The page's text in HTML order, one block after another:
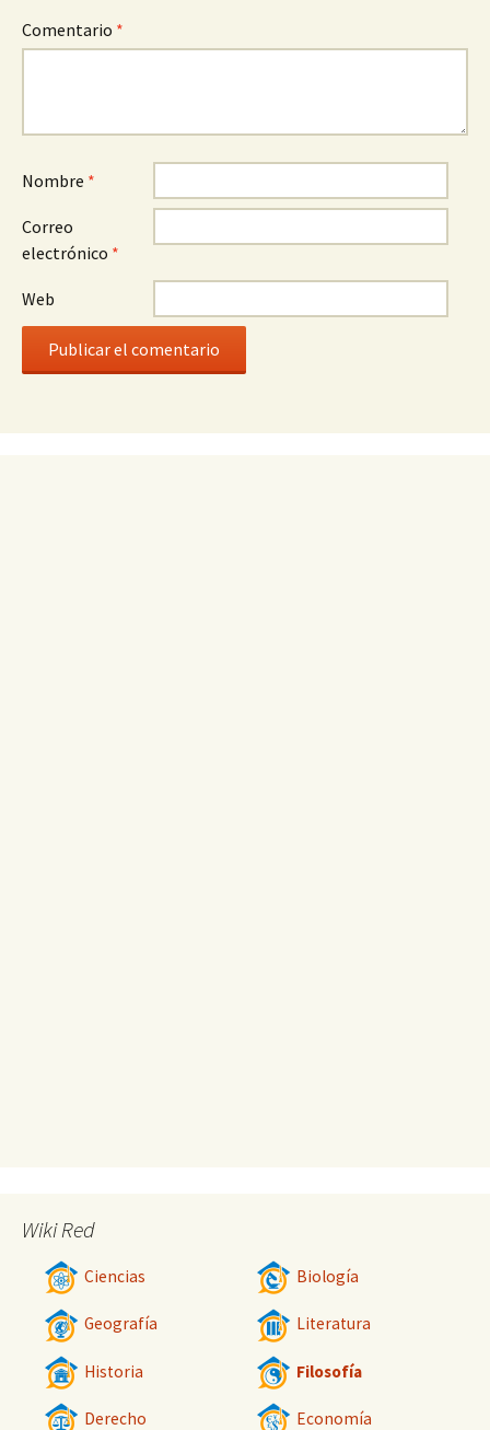
Comentario *
Nombre *
Correo
electrónico *
Web
Wiki Red
Ciencias Biología
Geografía Literatura
Historia Filosofía
Derecho Economía